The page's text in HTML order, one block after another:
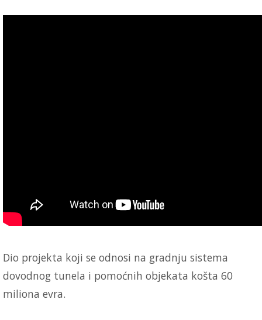
Dio projekta koji se odnosi na gradnju sistema
dovodnog tunela i pomoćnih objekata košta 60
miliona evra.